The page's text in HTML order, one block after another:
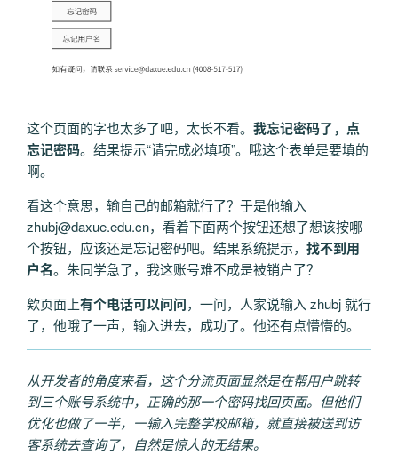
这个页面的字也太多了吧，太长不看。 我忘记密码了，点
忘记密码。结果提示“请完成必填项”。哦这个表单是要填的
啊。
看这个意思，输自己的邮箱就行了？于是他输入
zhubj@daxue.edu.cn，看着下面两个按钮还想了想该按哪
个按钮，应该还是忘记密码吧。结果系统提示， 找不到用
户名。朱同学急了，我这账号难不成是被销户了？
欸页面上有个电话可以问问，一问，人家说输入 zhubj 就行
了，他哦了一声，输入进去，成功了。他还有点懵懵的。
从开发者的角度来看，这个分流页面显然是在帮用户跳转
到三个账号系统中，正确的那一个密码找回页面。但他们
优化也做了一半，一输入完整学校邮箱，就直接被送到访
客系统去查询了，自然是惊人的无结果。